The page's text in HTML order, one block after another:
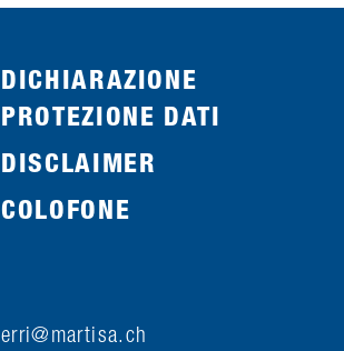
DICHIARAZIONE
PROTEZIONE DATI
DISCLAIMER
COLOFONE
rr m rt s ch